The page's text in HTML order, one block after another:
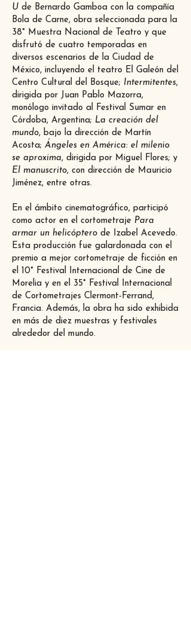
U de Bernardo Gamboa con la compañía
Bola de Carne, obra seleccionada para la
38° Muestra Nacional de Teatro y que
disfrutó de cuatro temporadas en
diversos escenarios de la Ciudad de
México, incluyendo el teatro El Galeón del
Centro Cultural del Bosque; Intermitentes,
dirigida por Juan Pablo Mazorra,
monólogo invitado al Festival Sumar en
Córdoba, Argentina; La creación del
mundo, bajo la dirección de Martín
Acosta; Ángeles en América: el milenio
se aproxima, dirigida por Miguel Flores; y
El manuscrito, con dirección de Mauricio
Jiménez, entre otras.
En el ámbito cinematográfico, participó
como actor en el cortometraje Para
armar un helicóptero de Izabel Acevedo.
Esta producción fue galardonada con el
premio a mejor cortometraje de ficción en
el 10° Festival Internacional de Cine de
Morelia y en el 35° Festival Internacional
de Cortometrajes Clermont-Ferrand,
Francia. Además, la obra ha sido exhibida
en más de diez muestras y festivales
alrededor del mundo.